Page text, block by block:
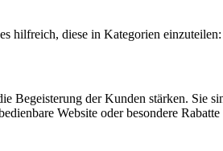
hilfreich, diese in Kategorien einzuteilen:
Begeisterung der Kunden stärken. Sie
Website oder besondere